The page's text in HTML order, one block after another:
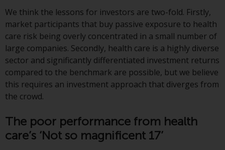
dieser Website erwähnte
Produkte oder Dienstleistungen
werden auf der Grundlage
bestimmter Registrierungen in
relevanten Gerichtsbarkeiten
gemäß den Europäischen
Richtlinien zur Koordinierung von
Gesetzen, Vorschriften und
Verwaltungsvorschriften in Bezug
auf Organismen für gemeinsame
Anlagen in Wertpapieren
We think the lessons for investors are two-fold. Firstly,
market participants that buy passive exposure to health
care risk being overly concentrated in a small number of
large companies. Secondly, health care is a highly diverse
sector and significantly differentiated investment returns
compared to the benchmark are possible, but we believe
this requires an investment approach that diverges from
the crowd.
The poor performance from health
care’s ‘Not so magnificent 17’